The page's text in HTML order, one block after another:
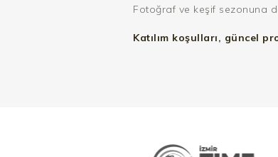
Fotoğraf ve keşif sezonuna
Katılım koşulları, güncel